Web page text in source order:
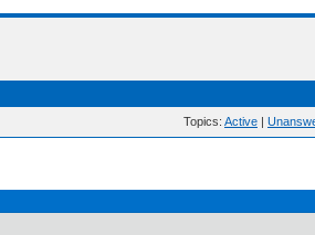
Topics: Active |